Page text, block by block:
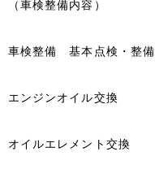
（車検整備内容）
車検整備 基本点検・整備
エンジンオイル交換
オイルエレメント交換